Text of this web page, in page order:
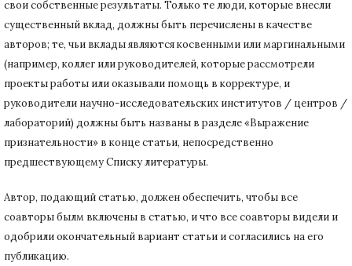
свои собственные результаты. Только те люди, которые внесли
существенный вклад, должны быть перечислены в качестве
авторов; те, чьи вклады являются косвенными или маргинальными
(например, коллег или руководителей, которые рассмотрели
проекты работы или оказывали помощь в корректуре, и
руководители научно-исследовательских институтов / центров /
лабораторий) должны быть названы в разделе «Выражение
признательности» в конце статьи, непосредственно
предшествующему Списку литературы.
Автор, подающий статью, должен обеспечить, чтобы все
соавторы былм включены в статью, и что все соавторы видели и
одобрили окончательный вариант статьи и согласились на его
публикацию.